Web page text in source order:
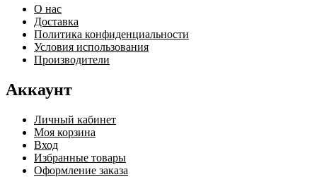
О нас
Доставка
Политика конфиденциальности
Условия использования
Производители
Аккаунт
Личный кабинет
Моя корзина
Вход
Избранные товары
Оформление заказа